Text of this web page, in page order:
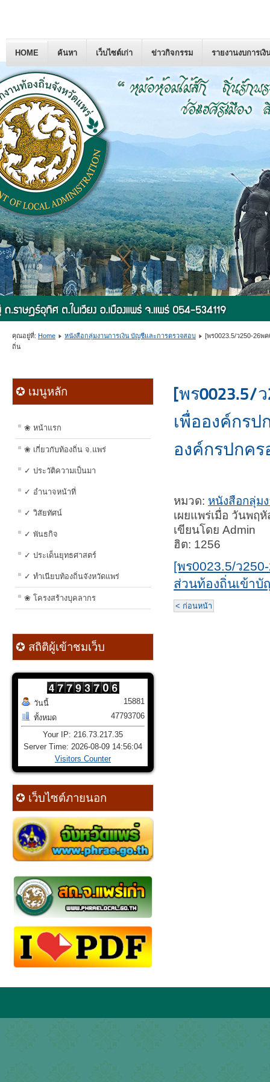
HOME ค้นหา เว็บไซต์เก่า ข่าวกิจกรรม รายงานงบการเงิ
คุณอยู่ที่: Home หนังสือกลุ่มงานการเงิน บัญชีและการตรวจสอบ
[พร0023.5/ว250-26พ
ถิ่น
✪ เมนูหลัก
❀ หน้าแรก
❀ เกี่ยวกับท้องถิ่น จ.แพร่
✓ ประวัติความเป็นมา
✓ อำนาจหน้าที่
✓ วิสัยทัศน์
✓ พันธกิจ
✓ ประเด็นยุทธศาสตร์
✓ ทำเนียบท้องถิ่นจังหวัดแพร่
❀ โครงสร้างบุคลากร
✪ สถิติผู้เข้าชมเว็บ
วันนี้
ทั้งหมด
15881
47793706
Your IP: 216.73.217.35
Server Time: 2026-08-09 14:56:04
Visitors Counter
✪ เว็บไซต์ภายนอก
[พร0023.5/
เพื่อองค์กร
องค์กรปกค
หมวด: หนังสือกลุ่ม
เผยแพร่เมื่อ วันพฤ
เขียนโดย Admin
ฮิต: 1256
[พร0023.5/ว
ส่วนท้องถิ่นเข้าบั
< ก่อนหน้า